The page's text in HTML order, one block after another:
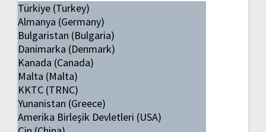
Türkiye (Turkey)
Almanya (Germany)
Bulgaristan (Bulgaria)
Danimarka (Denmark)
Kanada (Canada)
Malta (Malta)
KKTC (TRNC)
Yunanistan (Greece)
Amerika Birleşik Devletleri (USA)